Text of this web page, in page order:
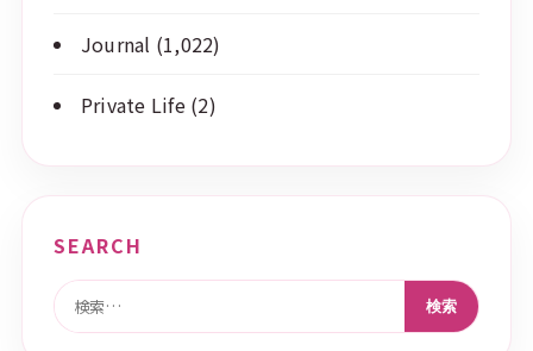
Journal (1,022)
Private Life(2)
SEARCH
検索: